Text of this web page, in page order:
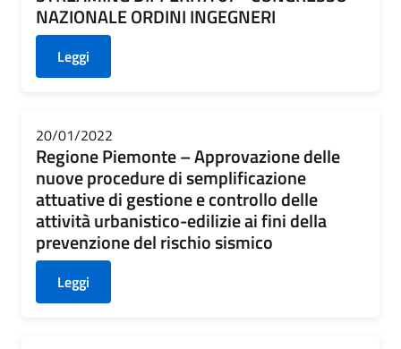
NAZIONALE ORDINI INGEGNERI
Leggi
20/01/2022
Regione Piemonte – Approvazione delle
nuove procedure di semplificazione
attuative di gestione e controllo delle
attività urbanistico-edilizie ai fini della
prevenzione del rischio sismico
Leggi